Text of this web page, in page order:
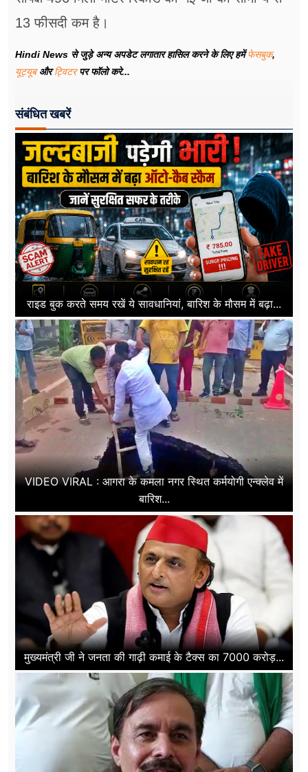
13 फीसदी कम है।
Hindi News से जुड़े अन्य अपडेट लगातार हासिल करने के लिए हमेंफेसबुक,
यूट्यूबऔरट्विटरपर फॉलो करे...
संबंधित खबरें
राइड बुक करते समय रखें ये सावधानियां, बारिश के मौसम में बढ़ा...
VIDEO VIRAL : आगरा के कमला नगर स्थित कर्मयोगी एन्क्लेव में
बारिश...
मुख्यमंत्री जी ने जनता की गाढ़ी कमाई के टैक्स का 7000 करोड़...